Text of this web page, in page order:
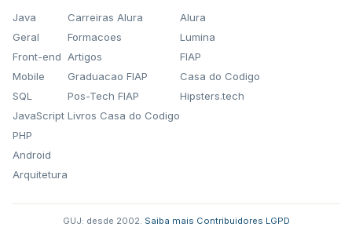
Java
Geral
Front-end
Mobile
SQL
JavaScript
PHP
Android
Arquitetura
Carreiras Alura
Formacoes
Artigos
Graduacao FIAP
Pos-Tech FIAP
Livros Casa do Codigo
Alura
Lumina
FIAP
Casa do Codigo
Hipsters.tech
GUJ: desde 2002. Saiba mais Contribuidores LGPD